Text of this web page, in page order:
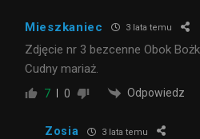
Mieszkaniec 3 lata temu
Zdjęcie nr 3 bezcenne Obok
Cudny mariaż.
7 0 Odpowiedz
Zosia 3 lata temu